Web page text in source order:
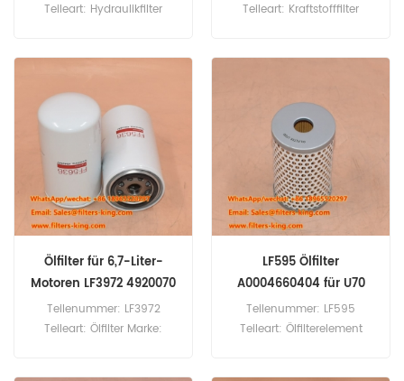
Teileart: Hydraulikfilter
Teileart: Kraftstofffilter
P550049 FF5088 LFF3527
Verwendung für Mitsubishi
FD30.35 MS070-2 MS110
MS110-3 MS120 MS140.
Ölfilter für 6,7-Liter-
Motoren LF3972 4920070
Teilenummer: LF3972
Teileart: Ölfilter Marke:
LF595 Ölfilter
A0004660404 für U70
Teilenummer: LF595
Teileart: Ölfilterelement